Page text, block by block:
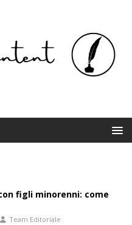
figli minorenni: come
Team Editoriale